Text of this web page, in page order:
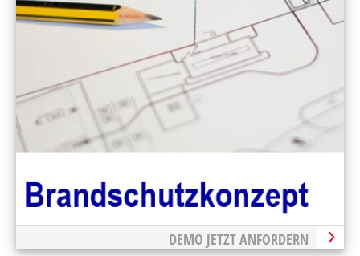
DEMO JETZT ANFORDERN